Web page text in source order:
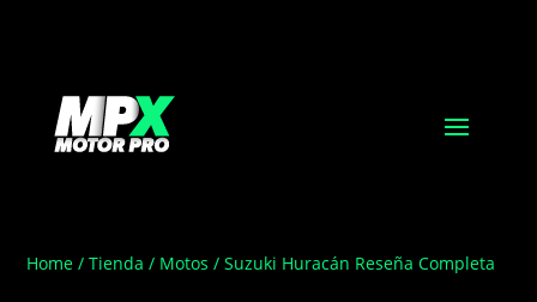
Home /Tienda / Motos / Suzuki Huracán Reseña Completa